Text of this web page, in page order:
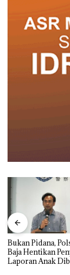
Bukan Pidana,
Baja Hentikan
Laporan Anak